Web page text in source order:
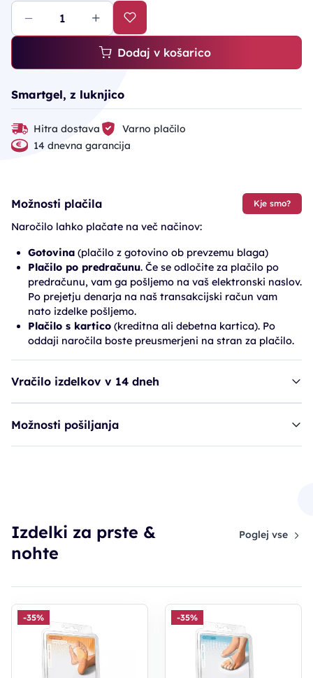
Dodaj v košarico
Smartgel, z luknjico
Hitra dostava
Varno plačilo
14 dnevna garancija
Možnosti plačila Kje smo?
Naročilo lahko plačate na več načinov:
Gotovina (plačilo z gotovino ob prevzemu blaga)
Plačilo po predračunu. Če se odločite za plačilo po
predračunu, vam ga pošljemo na vaš elektronski naslov.
Po prejetju denarja na naš transakcijski račun vam
nato izdelke pošljemo.
Plačilo s kartico (kreditna ali debetna kartica). Po
oddaji naročila boste preusmerjeni na stran za plačilo.
Vračilo izdelkov v 14 dneh
Možnosti pošiljanja
36,91€
Izdelki za prste &
nohte
Poglej vse
-35% -35%